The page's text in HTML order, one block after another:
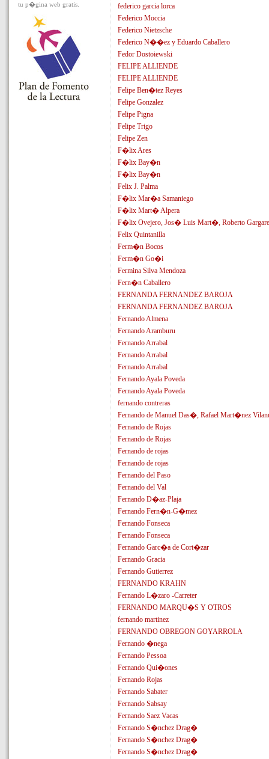
federico garcia lorca
Federico Moccia
Federico Nietzsche
Federico N��ez y Eduardo Caballero
Fedor Dostoiewski
FELIPE ALLIENDE
FELIPE ALLIENDE
Felipe Ben�tez Reyes
Felipe Gonzalez
Felipe Pigna
Felipe Trigo
Felipe Zen
F�lix Ares
F�lix Bay�n
F�lix Bay�n
Felix J. Palma
F�lix Mar�a Samaniego
F�lix Mart� Alpera
F�lix Ovejero, Jos� Luis Mart�, Roberto
Felix Quintanilla
Ferm�n Bocos
Ferm�n Go�i
Fermina Silva Mendoza
Fern�n Caballero
FERNANDA FERNANDEZ BAROJA
FERNANDA FERNANDEZ BAROJA
Fernando Almena
Fernando Aramburu
Fernando Arrabal
Fernando Arrabal
Fernando Arrabal
Fernando Ayala Poveda
Fernando Ayala Poveda
fernando contreras
Fernando de Manuel Das�, Rafael Mart�nez
Fernando de Rojas
Fernando de Rojas
Fernando de rojas
Fernando de rojas
Fernando del Paso
Fernando del Val
Fernando D�az-Plaja
Fernando Fern�n-G�mez
Fernando Fonseca
Fernando Fonseca
Fernando Garc�a de Cort�zar
Fernando Gracia
Fernando Gutierrez
FERNANDO KRAHN
Fernando L�zaro -Carreter
FERNANDO MARQU�S Y OTROS
fernando martinez
FERNANDO OBREGON GOYARROLA
Fernando �nega
Fernando Pessoa
Fernando Qui�ones
Fernando Rojas
Fernando Sabater
Fernando Sabsay
Fernando Saez Vacas
Fernando S�nchez Drag�
Fernando S�nchez Drag�
Fernando S�nchez Drag�
tu p�gina web gratis.